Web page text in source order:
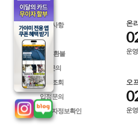
공지사항
Q&A
교환/환불
A/S문의
배송조회
입점문의
사업자정보확인
온
운
오
운